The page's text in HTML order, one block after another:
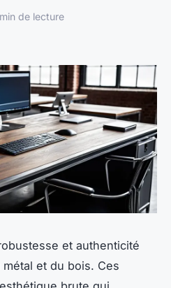
de lecture
et authenticité
métal et du bois. Ces